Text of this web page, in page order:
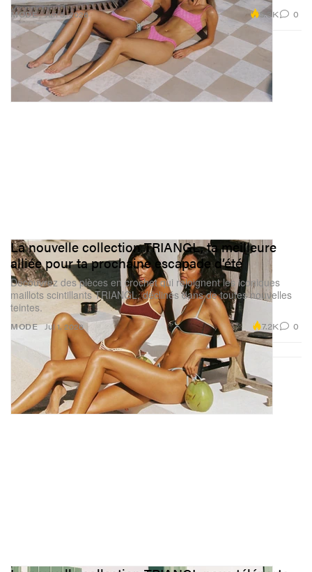
MODE Jun 5, 2026 9.3K 0
MODE
La nouvelle collection TRIANGL, ta meilleure
alliée pour ta prochaine escapade d’été
Découvrez des pièces en crochet qui rejoignent les iconiques
maillots scintillants TRIANGL, déclinés dans de toutes nouvelles
teintes.
Jul 1, 2026 7.2K 0